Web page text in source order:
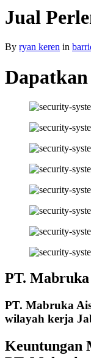
Jual
By ryan keren in
PT. Mabruka
PT. Mabruka
wilayah kerja
Keuntungan